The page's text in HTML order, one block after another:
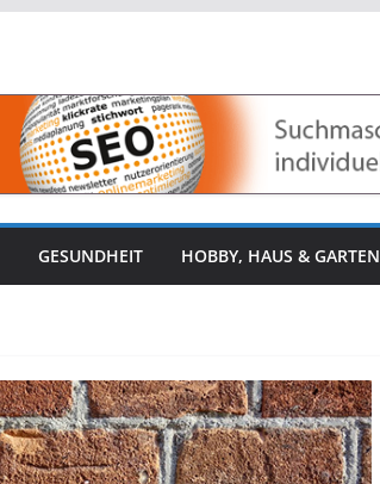
GESUNDHEIT HOBBY, HAUS & GARTEN